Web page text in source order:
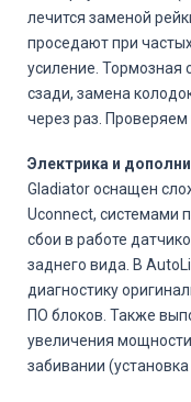
лечится заменой
проседают при
усиление. Тормозная
сзади, замена
через раз.
Электрика и
Gladiator оснащен
Uconnect, системами
сбои в работе
заднего вида. В
диагностику
ПО блоков. Также
увеличения
забивании